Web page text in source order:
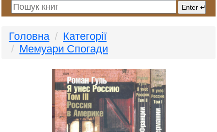
Головна
Категорії
Мемуари Спогади